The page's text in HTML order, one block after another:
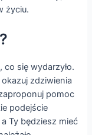
życiu.
się wydarzyło.
zdziwienia
pomoc
podejście
Ty będziesz mieć